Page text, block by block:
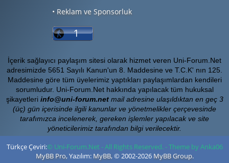
• Reklam ve Sponsorluk
İçerik sağlayıcı paylaşım sitesi olarak hizmet veren Uni-Forum.Net
adresimizde 5651 Sayılı Kanun'un 8. Maddesine ve T.C.K' nın 125.
Maddesine göre tüm üyelerimiz yaptıkları paylaşımlardan kendileri
sorumludur. Uni-Forum.Net hakkında yapılacak tüm hukuksal
şikayetleri info@uni-forum.netmail adresine ulaşıldıktan en geç 3
(üç) gün içerisinde ilgili kanunlar ve yönetmelikler çerçevesinde
tarafımızca incelenerek, gereken işlemler yapılacak ve site
yöneticilerimiz tarafından bilgi verilecektir.
© Uni-Forum.Net - All Rights Reserved. - Theme by Anka06
Türkçe Çeviri:
MyBB Pro, Yazılım: MyBB, © 2002-2026 MyBB Group.